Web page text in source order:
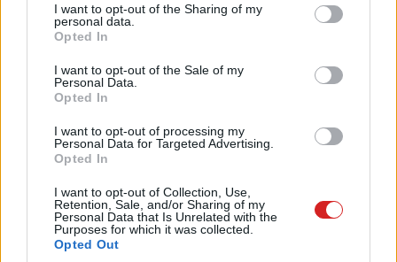
not limited to your visit or usage behaviour. You may click to
grant or deny consent to Google and its third-party tags to
use your data for below specified purposes in below Google
consent section.
I want to opt-out of the Sharing of my
personal data.
Opted In
I want to opt-out of the Sale of my
Personal Data.
Opted In
I want to opt-out of processing my
Personal Data for Targeted Advertising.
Opted In
I want to opt-out of Collection, Use,
Retention, Sale, and/or Sharing of my
Personal Data that Is Unrelated with the
Purposes for which it was collected.
Opted Out
költöznek, alul pedig ott lesz a hangszóró és az USB-C
A bejelentésről hivatalos információ még nincs, de az
eddigi pletykák a május 5-öt és a május 18-at emlegetik.
256 GB tárhely kerül majd (de több verzió érkezhet).
Pulzusméréssel segíti a biztonságos mozgást az új
balatoni kardioösvény (X)
4 és egy 8 km-es egészségügyi tanösvény nyílt